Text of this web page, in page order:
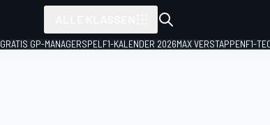
GRATIS GP-MANAGERSPEL F1-KALENDER 2026MAX VERSTAPPENF1-